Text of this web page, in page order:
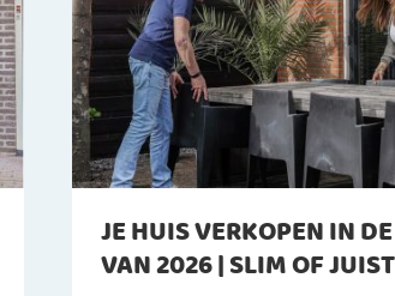
JE HUIS VERKOPEN IN
VAN 2026 | SLIM OF